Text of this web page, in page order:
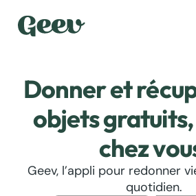
Donner et
objets
chez
Geev, l’appli pour redonner
quotidien.